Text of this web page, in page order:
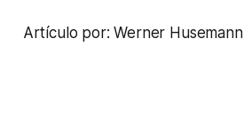
Artículo por: Werner Husemann